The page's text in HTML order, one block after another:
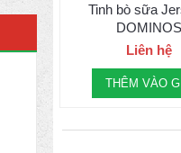
Tinh bò sữa
DOMINOS
Liên hệ
THÊM VÀO